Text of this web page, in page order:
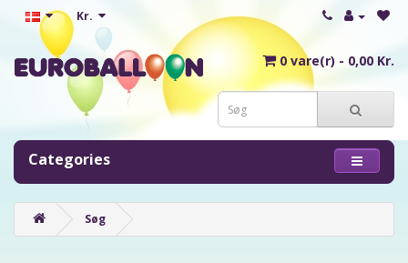
Kr.
0 vare(r) - 0,00 Kr.
Categories
Søg